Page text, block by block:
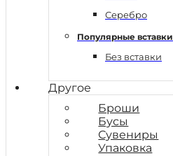
Серебро
Популярные вставки
Без вставки
Другое
Броши
Бусы
Сувениры
Упаковка